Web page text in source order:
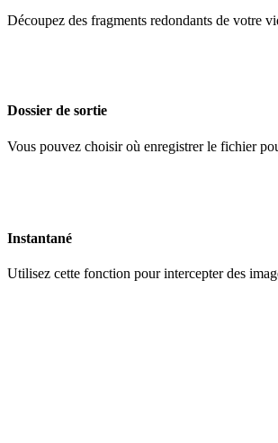
Découpez des fragments redondants de votre
Dossier de sortie
Vous pouvez choisir où enregistrer le fichier
Instantané
Utilisez cette fonction pour intercepter des